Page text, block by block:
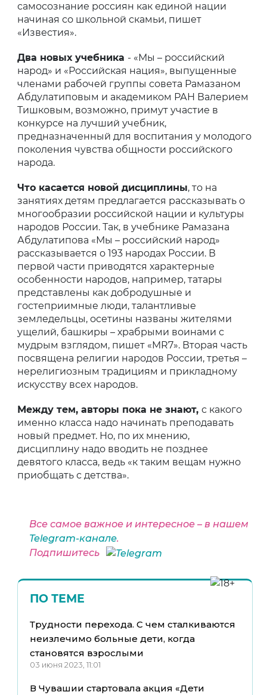
самосознание россиян как единой нации
начиная со школьной скамьи, пишет
«Известия».
Два новых учебника - «Мы – российский
народ» и «Российская нация», выпущенные
членами рабочей группы совета Рамазаном
Абдулатиповым и академиком РАН Валерием
Тишковым, возможно, примут участие в
конкурсе на лучший учебник,
предназначенный для воспитания у молодого
поколения чувства общности российского
народа.
Что касается новой дисциплины, то на
занятиях детям предлагается рассказывать о
многообразии российской нации и культуры
народов России. Так, в учебнике Рамазана
Абдулатипова «Мы – российский народ»
рассказывается о 193 народах России. В
первой части приводятся характерные
особенности народов, например, татары
представлены как добродушные и
гостеприимные люди, талантливые
земледельцы, осетины названы жителями
ущелий, башкиры – храбрыми воинами с
мудрым взглядом, пишет «MR7». Вторая часть
посвящена религии народов России, третья –
нерелигиозным традициям и прикладному
искусству всех народов.
Между тем, авторы пока не знают, с какого
именно класса надо начинать преподавать
новый предмет. Но, по их мнению,
дисциплину надо вводить не позднее
девятого класса, ведь «к таким вещам нужно
приобщать с детства».
Все самое важное и интересное – в нашем
Telegram-канале.
Подпишитесь
ПО ТЕМЕ
Трудности перехода. С чем сталкиваются
неизлечимо больные дети, когда
становятся взрослыми
03 июня 2023, 11:01
В Чувашии стартовала акция «Дети